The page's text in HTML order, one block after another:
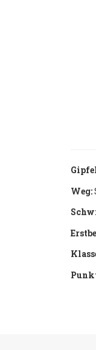
Weg: